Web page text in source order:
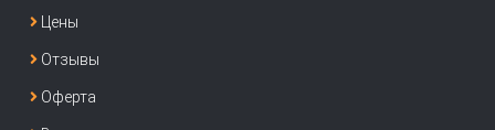
Цены
Отзывы
Оферта